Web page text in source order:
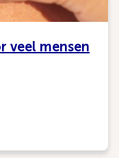
veel mensen